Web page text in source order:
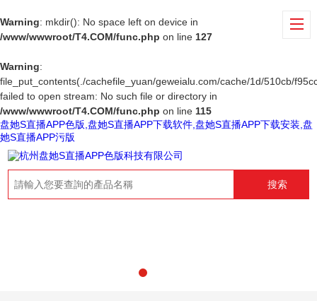
Warning: mkdir(): No space left on device in
/www/wwwroot/T4.COM/func.php on line 127
Warning:
file_put_contents(./cachefile_yuan/geweialu.com/cache/1d/510cb/
failed to open stream: No such file or directory in
/www/wwwroot/T4.COM/func.php on line 115
盘她S直播APP色版,盘她S直播APP下载软件,盘她S直播APP下载安装,盘
她S直播APP污版
搜索